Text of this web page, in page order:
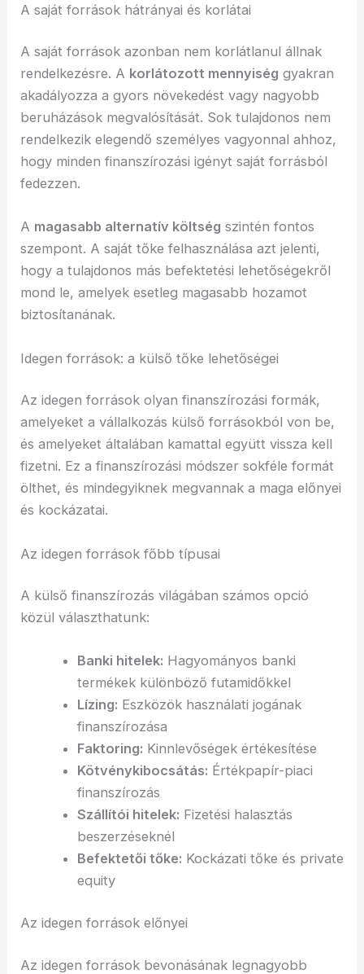
A saját források hátrányai és korlátai
A saját források azonban nem korlátlanul állnak
rendelkezésre. A korlátozott mennyiség gyakran
akadályozza a gyors növekedést vagy nagyobb
beruházások megvalósítását. Sok tulajdonos nem
rendelkezik elegendő személyes vagyonnal ahhoz,
hogy minden finanszírozási igényt saját forrásból
fedezzen.
A magasabb alternatív költség szintén fontos
szempont. A saját tőke felhasználása azt jelenti,
hogy a tulajdonos más befektetési lehetőségekről
mond le, amelyek esetleg magasabb hozamot
biztosítanának.
Idegen források: a külső tőke lehetőségei
Az idegen források olyan finanszírozási formák,
amelyeket a vállalkozás külső forrásokból von be,
és amelyeket általában kamattal együtt vissza kell
fizetni. Ez a finanszírozási módszer sokféle formát
ölthet, és mindegyiknek megvannak a maga előnyei
és kockázatai.
Az idegen források főbb típusai
A külső finanszírozás világában számos opció
közül választhatunk:
Banki hitelek: Hagyományos banki
termékek különböző futamidőkkel
Lízing: Eszközök használati jogának
finanszírozása
Faktoring: Kinnlevőségek értékesítése
Kötvénykibocsátás: Értékpapír-piaci
finanszírozás
Szállítói hitelek: Fizetési halasztás
beszerzéseknél
Befektetői tőke: Kockázati tőke és private
equity
Az idegen források előnyei
Az idegen források bevonásának legnagyobb